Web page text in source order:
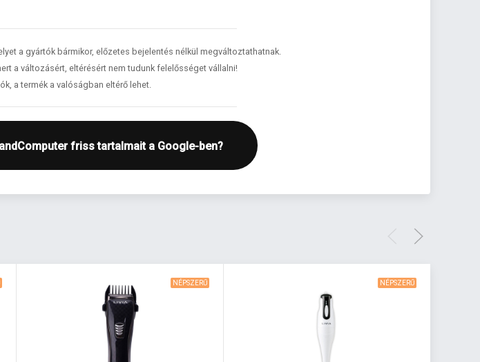
a gyártók bármikor, előzetes bejelentés nélkül megváltoztathatnak.
a változásért, eltérésért nem tudunk felelősséget vállalni!
a termék a valóságban eltérő lehet.
friss tartalmait a Google-ben?
NÉPSZERŰ NÉPSZERŰ